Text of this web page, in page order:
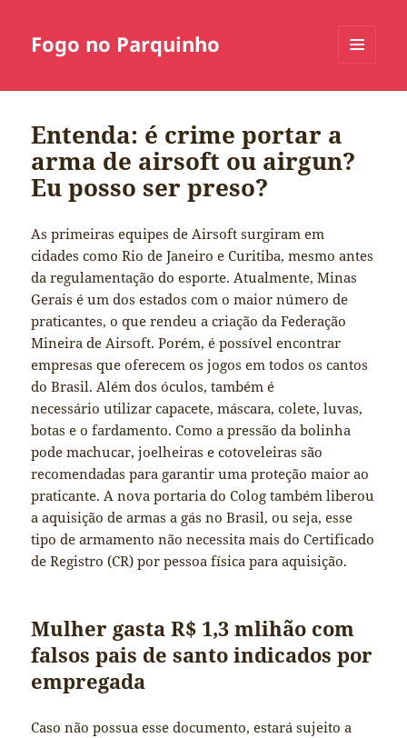
Fogo no Parquinho
Entenda: é crime portar a
arma de airsoft ou airgun?
Eu posso ser preso?
As primeiras equipes de Airsoft surgiram em
cidades como Rio de Janeiro e Curitiba, mesmo antes
da regulamentação do esporte. Atualmente, Minas
Gerais é um dos estados com o maior número de
praticantes, o que rendeu a criação da Federação
Mineira de Airsoft. Porém, é possível encontrar
empresas que oferecem os jogos em todos os cantos
do Brasil. Além dos óculos, também é
necessário utilizar capacete, máscara, colete, luvas,
botas e o fardamento. Como a pressão da bolinha
pode machucar, joelheiras e cotoveleiras são
recomendadas para garantir uma proteção maior ao
praticante. A nova portaria do Colog também liberou
a aquisição de armas a gás no Brasil, ou seja, esse
tipo de armamento não necessita mais do Certificado
de Registro (CR) por pessoa física para aquisição.
Mulher gasta R$ 1,3 mlihão com
falsos pais de santo indicados por
empregada
Caso não possua esse documento, estará sujeito a